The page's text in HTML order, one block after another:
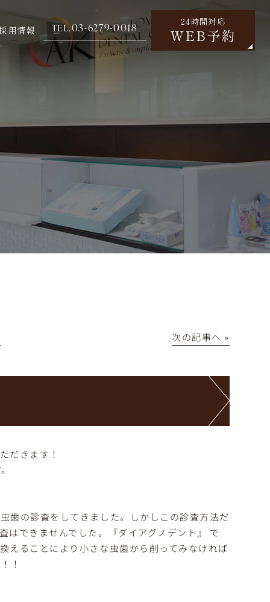
TEL.03-6279-0018 24時間対応
WEB予約
用情報
次の記事へ »
だきます！
歯の診査をしてきました。しかしこの診査方法だ
はできませんでした。『ダイアグノデント』 で
えることにより小さな虫歯から削ってみなければ
！